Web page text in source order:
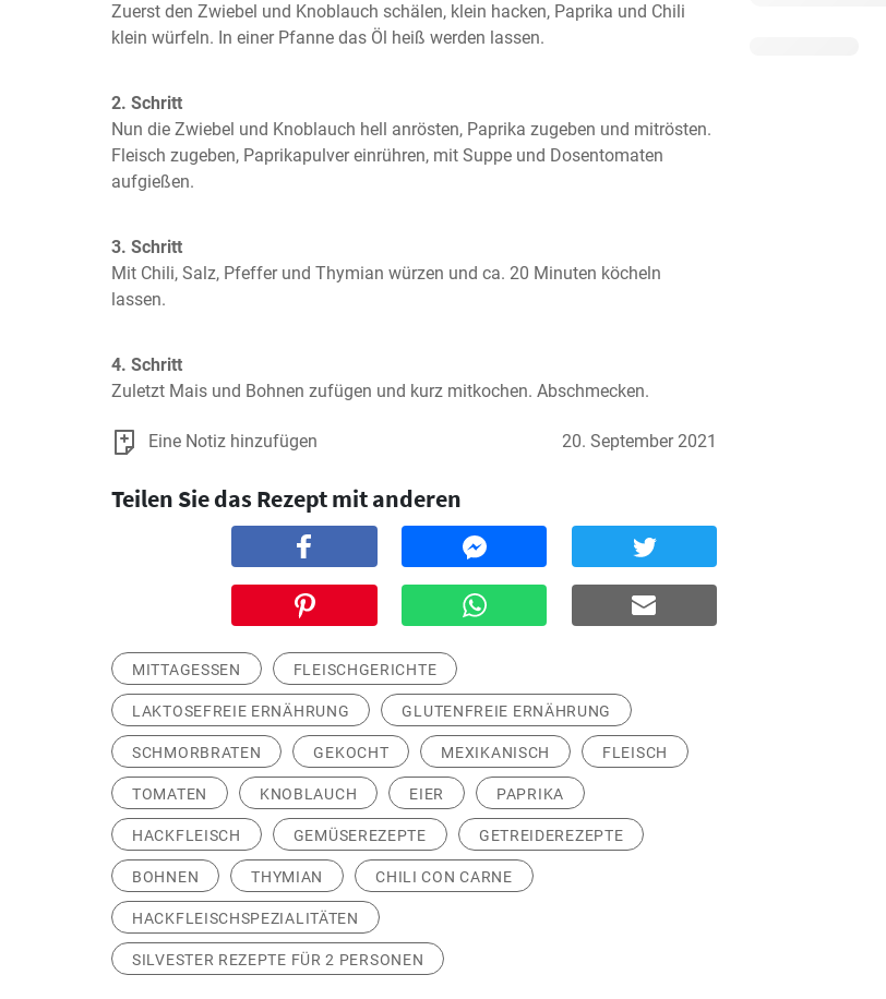
Zuerst den Zwiebel und Knoblauch schälen, klein hacken, Paprika und Chili
klein würfeln. In einer Pfanne das Öl heiß werden lassen.
2. Schritt
Nun die Zwiebel und Knoblauch hell anrösten, Paprika zugeben und mitrösten.
Fleisch zugeben, Paprikapulver einrühren, mit Suppe und Dosentomaten
aufgießen.
3. Schritt
Mit Chili, Salz, Pfeffer und Thymian würzen und ca. 20 Minuten köcheln
lassen.
4. Schritt
Zuletzt Mais und Bohnen zufügen und kurz mitkochen. Abschmecken.
Eine Notiz hinzufügen 20. September 2021
Teilen Sie das Rezept mit anderen
MITTAGESSEN FLEISCHGERICHTE
LAKTOSEFREIE ERNÄHRUNG GLUTENFREIE ERNÄHRUNG
SCHMORBRATEN GEKOCHT MEXIKANISCH FLEISCH
TOMATEN KNOBLAUCH EIER PAPRIKA
HACKFLEISCH GEMÜSEREZEPTE GETREIDEREZEPTE
BOHNEN THYMIAN CHILI CON CARNE
HACKFLEISCHSPEZIALITÄTEN
SILVESTER REZEPTE FÜR 2 PERSONEN